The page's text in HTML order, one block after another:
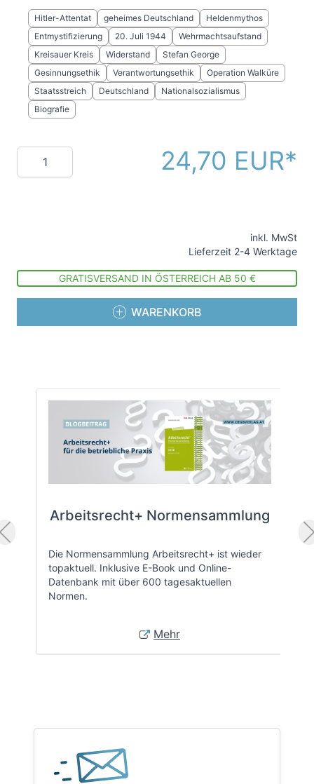
Hitler-Attentat geheimes Deutschland
Heldenmythos
Entmystifizierung
20. Juli 1944
Wehrmachtsaufstand
Kreisauer Kreis
Widerstand
Stefan George
Gesinnungsethik
Verantwortungsethik
Operation Walküre
Staatsstreich
Deutschland
Nationalsozialismus
Biografie
Menge 24,70 EUR
inkl. MwSt
Lieferzeit 2-4 Werktage
GRATISVERSAND IN ÖSTERREICH AB 50 €
WARENKORB
Arbeitsrecht+ Normensammlung
Die Normensammlung Arbeitsrecht+ ist wieder
topaktuell. Inklusive E-Book und Online-
Datenbank mit über 600 tagesaktuellen
Normen.
Mehr